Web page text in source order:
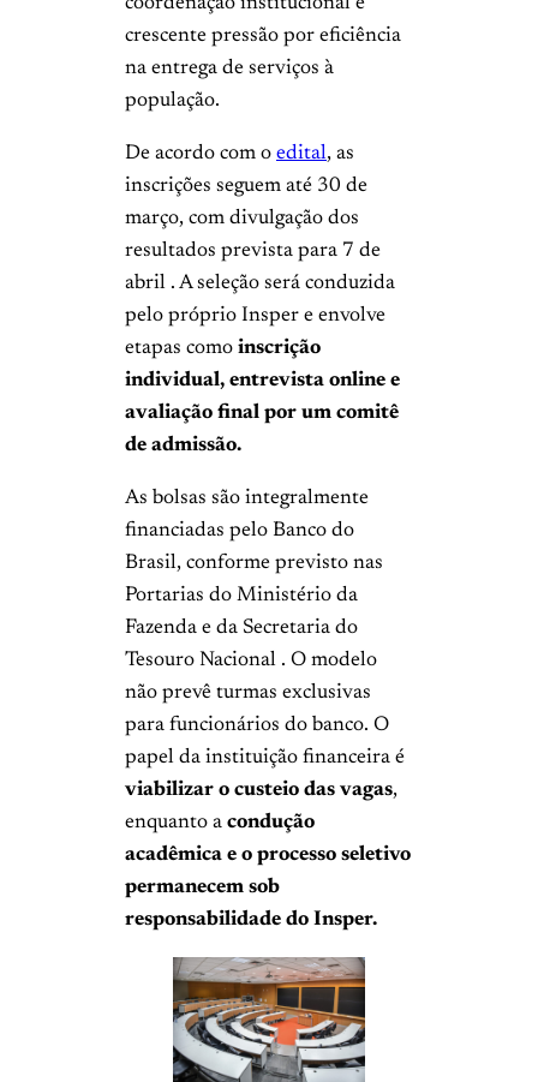
crescente pressão por eficiência
na entrega de serviços à
população.
De acordo com o edital, as
inscrições seguem até 30 de
março, com divulgação dos
resultados prevista para 7 de
abril . A seleção será conduzida
pelo próprio Insper e envolve
etapas como inscrição
individual, entrevista online e
avaliação final por um comitê
de admissão.
As bolsas são integralmente
financiadas pelo Banco do
Brasil, conforme previsto nas
Portarias do Ministério da
Fazenda e da Secretaria do
Tesouro Nacional . O modelo
não prevê turmas exclusivas
para funcionários do banco. O
papel da instituição financeira é
viabilizar o custeio das vagas,
enquanto a condução
acadêmica e o processo seletivo
permanecem sob
responsabilidade do Insper.